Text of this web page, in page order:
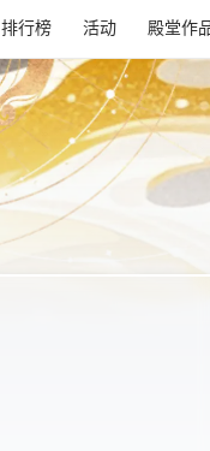
排行榜 活动 殿堂作